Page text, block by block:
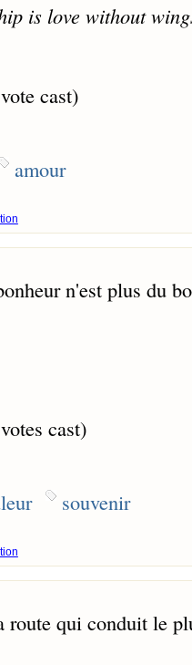
is love without
cast)
amour
n'est plus du
cast)
souvenir
route qui conduit le